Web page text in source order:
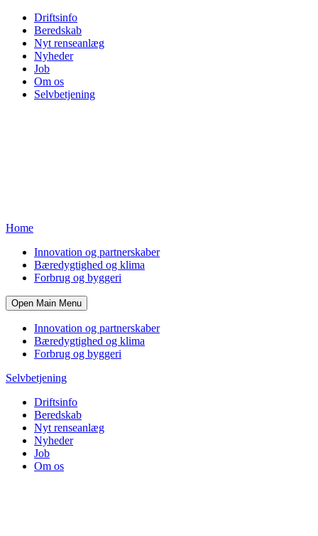
Driftsinfo
Beredskab
Nyt renseanlæg
Nyheder
Job
Om os
Selvbetjening
Home
Innovation og partnerskaber
Bæredygtighed og klima
Forbrug og byggeri
Open Main Menu
Innovation og partnerskaber
Bæredygtighed og klima
Forbrug og byggeri
Selvbetjening
Driftsinfo
Beredskab
Nyt renseanlæg
Nyheder
Job
Om os